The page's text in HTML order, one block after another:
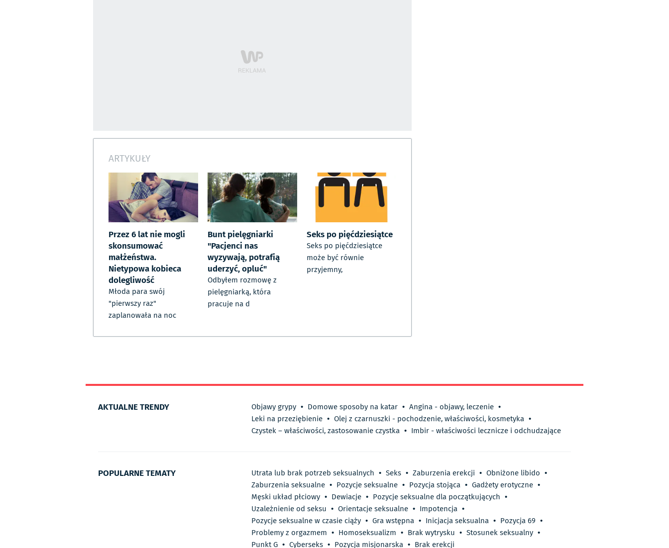
ARTYKUŁY
Przez 6 lat nie mogli
skonsumować
małżeństwa.
Nietypowa kobieca
dolegliwość
Młoda para swój
"pierwszy raz"
zaplanowała na noc
Bunt pielęgniarki
"Pacjenci nas
wyzywają, potrafią
uderzyć, opluć"
Odbyłem rozmowę z
pielęgniarką, która
pracuje na d
Seks po pięćdziesiątce
Seks po pięćdziesiątce
może być równie
przyjemny,
AKTUALNE TRENDY Objawy grypy • Domowe sposoby na katar • Angina - objawy, leczenie •
Leki na przeziębienie • Olej z czarnuszki - pochodzenie, właściwości, kosmetyka •
Czystek – właściwości, zastosowanie czystka • Imbir - właściwości lecznicze i odchudzające
POPULARNE TEMATY Utrata lub brak potrzeb seksualnych • Seks • Zaburzenia erekcji • Obniżone libido •
Zaburzenia seksualne • Pozycje seksualne • Pozycja stojąca • Gadżety erotyczne •
Męski układ płciowy • Dewiacje • Pozycje seksualne dla początkujących •
Uzależnienie od seksu • Orientacje seksualne • Impotencja •
Pozycje seksualne w czasie ciąży • Gra wstępna • Inicjacja seksualna • Pozycja 69 •
Problemy z orgazmem • Homoseksualizm • Brak wytrysku • Stosunek seksualny •
Punkt G • Cyberseks • Pozycja misjonarska • Brak erekcji